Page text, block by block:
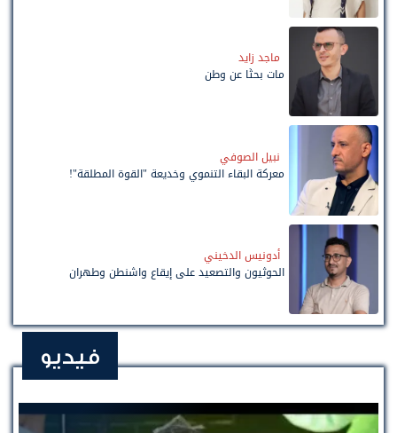
ماجد زايد
مات بحثًا عن وطن
نبيل الصوفي
معركة البقاء التنموي وخديعة "القوة المطلقة"!
أدونيس الدخيني
الحوثيون والتصعيد على إيقاع واشنطن وطهران
فيديو